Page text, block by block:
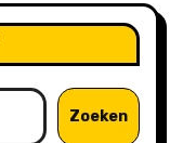
Zoeken